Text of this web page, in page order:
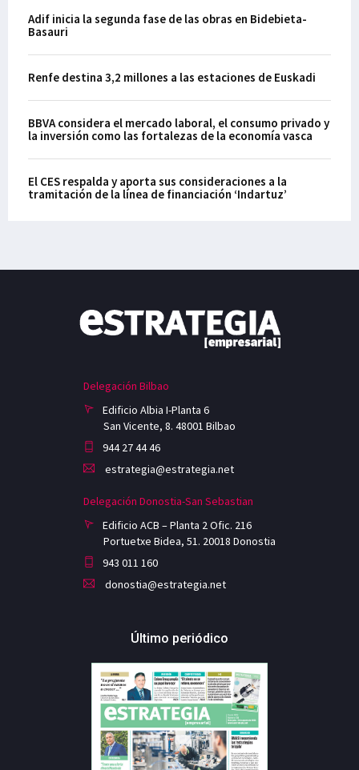
Adif inicia la segunda fase de las obras en Bidebieta-
Basauri
Renfe destina 3,2 millones a las estaciones de Euskadi
BBVA considera el mercado laboral, el consumo privado y
la inversión como las fortalezas de la economía vasca
El CES respalda y aporta sus consideraciones a la
tramitación de la línea de financiación ‘Indartuz’
Delegación Bilbao
Edificio Albia I-Planta 6
San Vicente, 8. 48001 Bilbao
944 27 44 46
estrategia@estrategia.net
Delegación Donostia-San Sebastian
Edificio ACB – Planta 2 Ofic. 216
Portuetxe Bidea, 51. 20018 Donostia
943 011 160
donostia@estrategia.net
Último periódico